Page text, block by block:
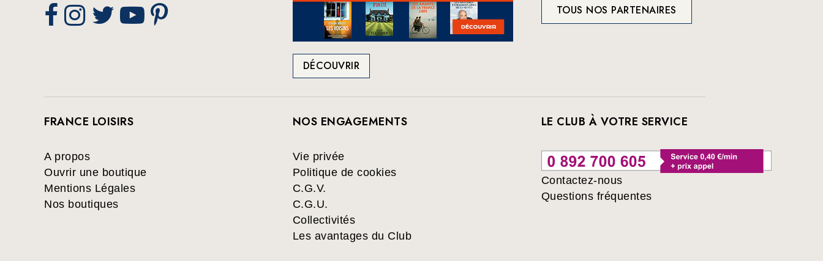
DÉCOUVRIR
TOUS NOS PARTENAIRES
FRANCE LOISIRS
A propos
Ouvrir une boutique
Mentions Légales
Nos boutiques
NOS ENGAGEMENTS
Vie privée
Politique de cookies
C.G.V.
C.G.U.
Collectivités
Les avantages du Club
LE CLUB À VOTRE SERVICE
Contactez-nous
Questions fréquentes